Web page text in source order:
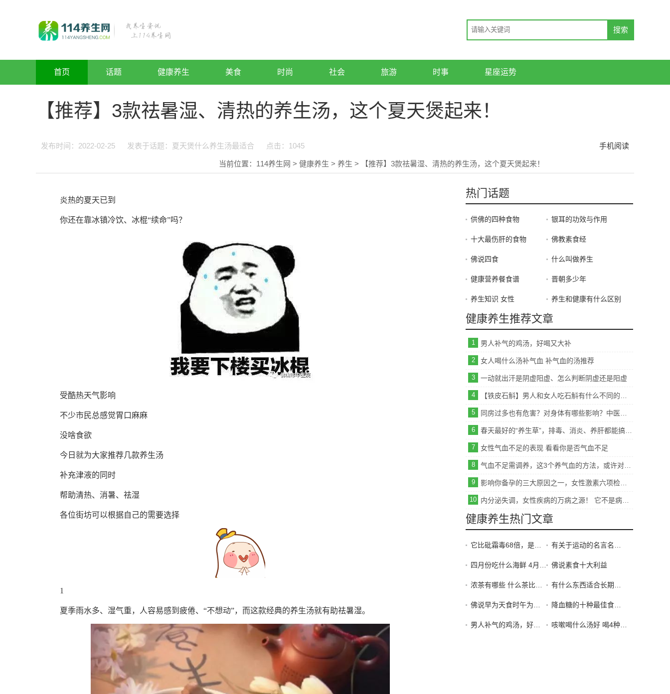
首页 话题 健康养生 美食 时尚 社会 旅游 时事 星座运势
【推荐】3款祛暑湿、清热的养生汤，这个夏天煲起来！
发布时间：2022-02-25 发表于话题： 夏天煲什么养生汤最适合 点击： 1045
当前位置： 114养生网 > 健康养生 > 养生 > 【推荐】3款祛暑湿、清热的养生汤，这个夏天煲起来！
手机阅读
炎热的夏天已到
你还在靠冰镇冷饮、冰棍“续命”吗？
受酷热天气影响
不少市民总感觉胃口麻麻
没啥食欲
今日就为大家推荐几款养生汤
补充津液的同时
帮助清热、消暑、祛湿
各位街坊可以根据自己的需要选择
1
夏季雨水多、湿气重，人容易感到疲倦、“不想动”，而这款经典的养生汤就有助祛暑湿。
热门话题
供佛的四种食物 银耳的功效与作用
十大最伤肝的食物 佛教素食经
佛说四食 什么叫做养生
健康营养餐食谱 晋朝多少年
养生知识 女性 养生和健康有什么区别
健康养生推荐文章
1 男人补气的鸡汤，好喝又大补
2 女人喝什么汤补气血 补气血的汤推荐
3 一动就出汗是阴虚阳虚、怎么判断阴虚还是阳虚
4
5
6
7 女性气血不足的表现 看看你是否气血不足
8
9
10
健康养生热门文章
佛说素食十大利益